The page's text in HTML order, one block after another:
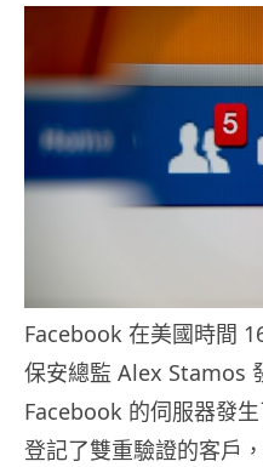
Facebook 在美國時間
保安總監 Alex Stamos
Facebook 的伺服器發
登記了雙重驗證的客戶